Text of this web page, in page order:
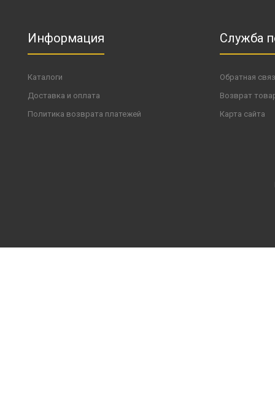
Информация
Каталоги
Доставка и оплата
Политика возврата платежей
Служба
Обратная
Возврат
Карта сайта